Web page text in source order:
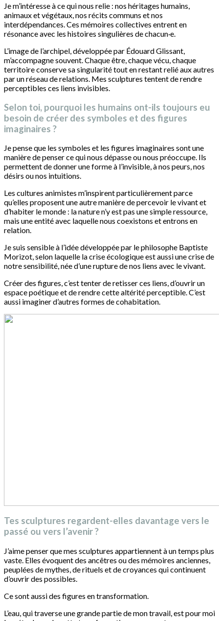
Je m’intéresse à ce qui nous relie : nos héritages humains,
animaux et végétaux, nos récits communs et nos
interdépendances. Ces mémoires collectives entrent en
résonance avec les histoires singulières de chacun·e.
L’image de l’archipel, développée par Édouard Glissant,
m’accompagne souvent. Chaque être, chaque vécu, chaque
territoire conserve sa singularité tout en restant relié aux autres
par un réseau de relations. Mes sculptures tentent de rendre
perceptibles ces liens invisibles.
Selon toi, pourquoi les humains ont-ils toujours eu
besoin de créer des symboles et des figures
imaginaires ?
Je pense que les symboles et les figures imaginaires sont une
manière de penser ce qui nous dépasse ou nous préoccupe. Ils
permettent de donner une forme à l’invisible, à nos peurs, nos
désirs ou nos intuitions.
Les cultures animistes m’inspirent particulièrement parce
qu’elles proposent une autre manière de percevoir le vivant et
d’habiter le monde : la nature n’y est pas une simple ressource,
mais une entité avec laquelle nous coexistons et entrons en
relation.
Je suis sensible à l’idée développée par le philosophe Baptiste
Morizot, selon laquelle la crise écologique est aussi une crise de
notre sensibilité, née d’une rupture de nos liens avec le vivant.
Créer des figures, c’est tenter de retisser ces liens, d’ouvrir un
espace poétique et de rendre cette altérité perceptible. C’est
aussi imaginer d’autres formes de cohabitation.
Tes sculptures regardent-elles davantage vers le
passé ou vers l’avenir ?
J’aime penser que mes sculptures appartiennent à un temps plus
vaste. Elles évoquent des ancêtres ou des mémoires anciennes,
peuplées de mythes, de rituels et de croyances qui continuent
d’ouvrir des possibles.
Ce sont aussi des figures en transformation.
L’eau, qui traverse une grande partie de mon travail, est pour moi